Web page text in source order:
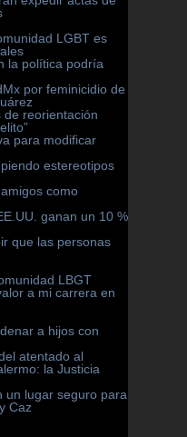
LGBT es
la política podría
por feminicidio de
reorientación
para modificar
estereotipos
como
ganan un 10 %
que las personas
LBGT
a mi carrera en
a hijos con
atentado al
la Justicia
un lugar seguro para
Caz